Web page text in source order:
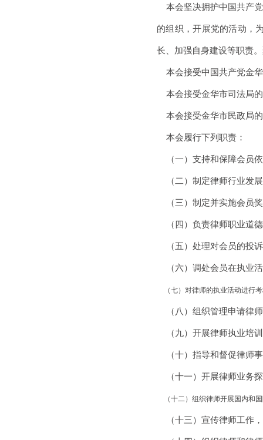
本会坚决拥护中国共产
的组织，开展党的活动，
长、加强自身建设等职责
本会接受中国共产党金
本会接受金华市司法局
本会接受金华市民政局
本会履行下列职责：
（一）支持和保障会员
（二）制定律师行业发
（三）制定并实施会员
（四）负责律师职业道
（五）处理对会员的投
（六）调处会员在执业
（七）对律师的执业活动进行
（八）组织管理申请律
（九）开展律师执业培
（十）指导和督促律师
（十一）开展律师业务
（十二）组织律师开展国内和
（十三）宣传律师工作